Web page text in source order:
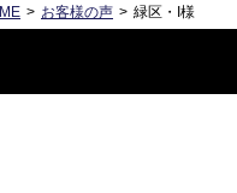
お客様の声 緑区・I様